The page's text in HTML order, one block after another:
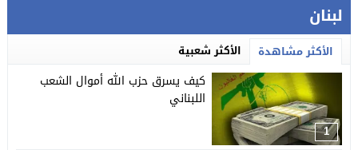
لبنان
الأكثر مشاهدة الأكثر شعبية
1
كيف يسرق حزب الله أموال الشعب
اللبناني